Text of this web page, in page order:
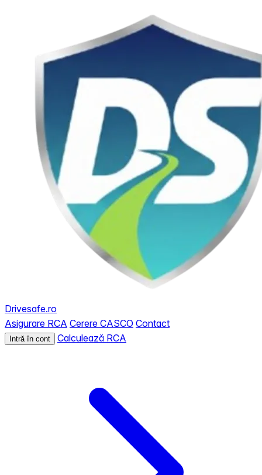
Drivesafe.ro
Asigurare RCA Cerere CASCO Contact
Intră în cont Calculează RCA